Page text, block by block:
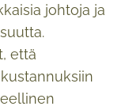
johtoja ja
että